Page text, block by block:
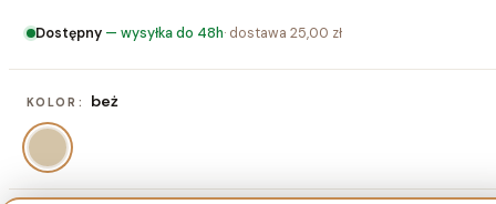
Dostępny — wysyłka do 48h· dostawa 25,00 zł
KOLOR: beż